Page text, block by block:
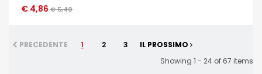
€ 4,86 € 5,40
OCCHIATA VELOCE
PRECEDENTE 1 2 3
IL PROSSIMO
Showing 1 - 24 of 67 items